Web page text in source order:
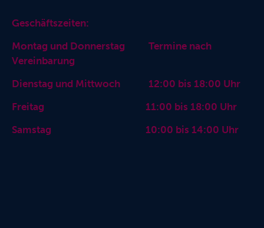
Geschäftszeiten:
Montag und Donnerstag Termine nach
Vereinbarung
Dienstag und Mittwoch 12:00 bis 18:00 Uhr
Freitag 11:00 bis 18:00 Uhr
Samstag 10:00 bis 14:00 Uhr